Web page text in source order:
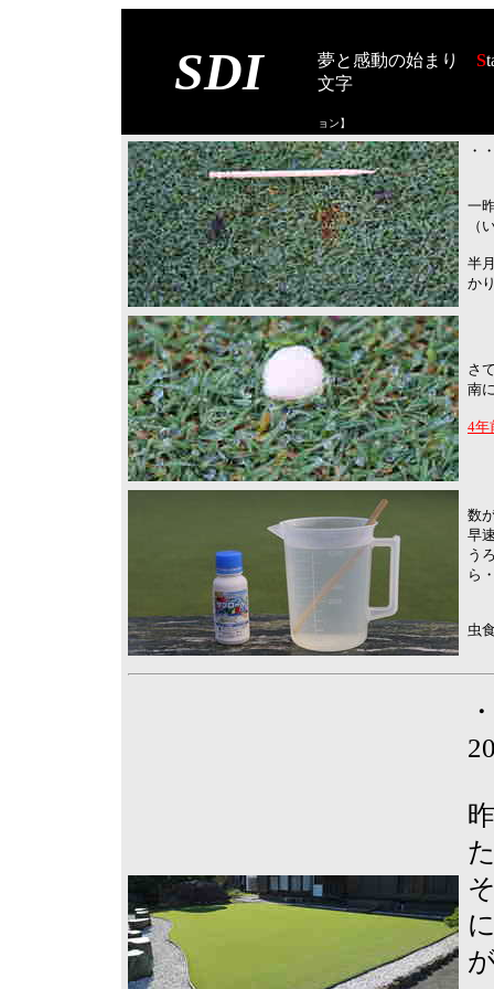
SDI 夢と感動の始まり S
文字
ョン】
・
一
（
半
か
さ
南
4年
数
早
う
ら
虫